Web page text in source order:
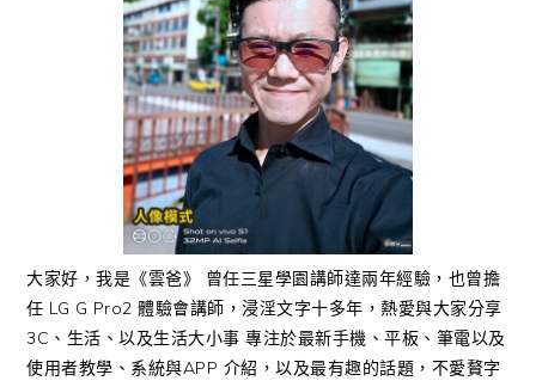
大家好，我是《雲爸》 曾任三星學園講師達兩年經驗，也曾擔
任 LG G Pro2 體驗會講師，浸淫文字十多年，熱愛與大家分享
3C、生活、以及生活大小事 專注於最新手機、平板、筆電以及
使用者教學、系統與APP 介紹，以及最有趣的話題，不愛贅字